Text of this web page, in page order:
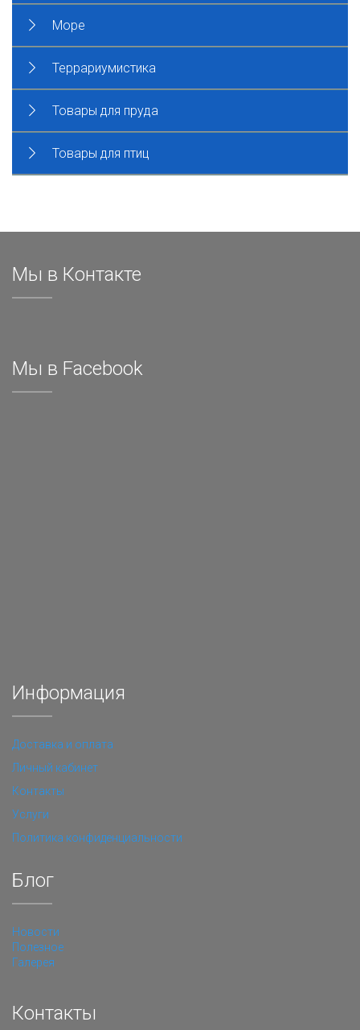
Море
Террариумистика
Товары для пруда
Товары для птиц
Мы в Контакте
Мы в Facebook
Информация
Доставка и оплата
Личный кабинет
Контакты
Услуги
Политика конфиденциальности
Блог
Новости
Полезное
Галерея
Контакты